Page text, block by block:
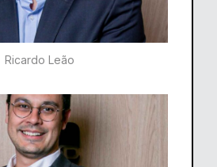
Ricardo Leão​